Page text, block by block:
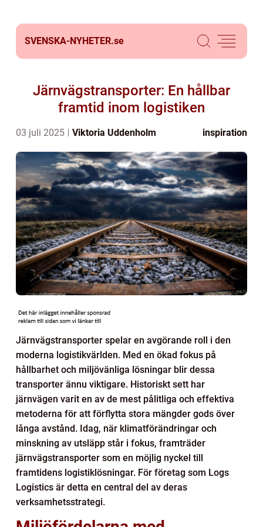
SVENSKA-NYHETER.se
Järnvägstransporter: En hållbar
framtid inom logistiken
03 juli 2025 Viktoria Uddenholm inspiration
Järnvägstransporter spelar en avgörande roll i den
moderna logistikvärlden. Med en ökad fokus på
hållbarhet och miljövänliga lösningar blir dessa
transporter ännu viktigare. Historiskt sett har
järnvägen varit en av de mest pålitliga och effektiva
metoderna för att förflytta stora mängder gods över
långa avstånd. Idag, när klimatförändringar och
minskning av utsläpp står i fokus, framträder
järnvägstransporter som en möjlig nyckel till
framtidens logistiklösningar. För företag som Logs
Logistics är detta en central del av deras
verksamhetsstrategi.